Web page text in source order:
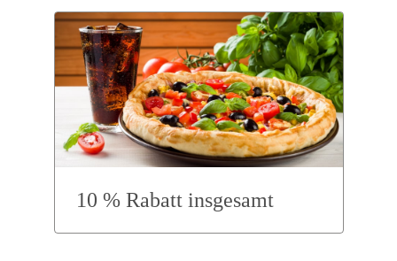
10 % Rabatt insgesamt